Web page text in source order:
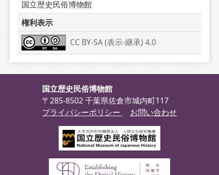
国立歴史民俗博物館
権利表示
CC BY-SA (表示-継承) 4.0
国立歴史民俗博物館
〒285-8502 千葉県佐倉市城内町117
プライバシーポリシー
お問い合わせ